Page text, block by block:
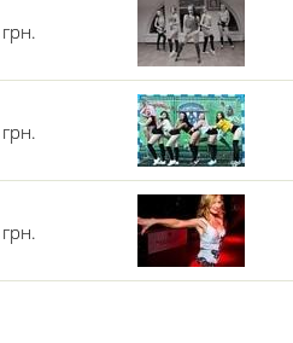
грн.
грн.
грн.